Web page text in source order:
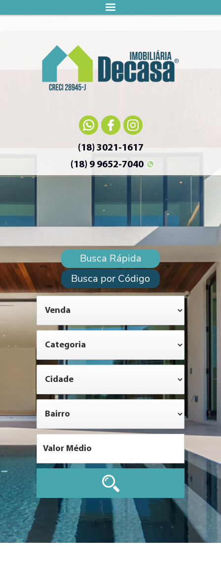
(18) 3021-1617
(18) 9 9652-7040
Busca Rápida
Busca por Código